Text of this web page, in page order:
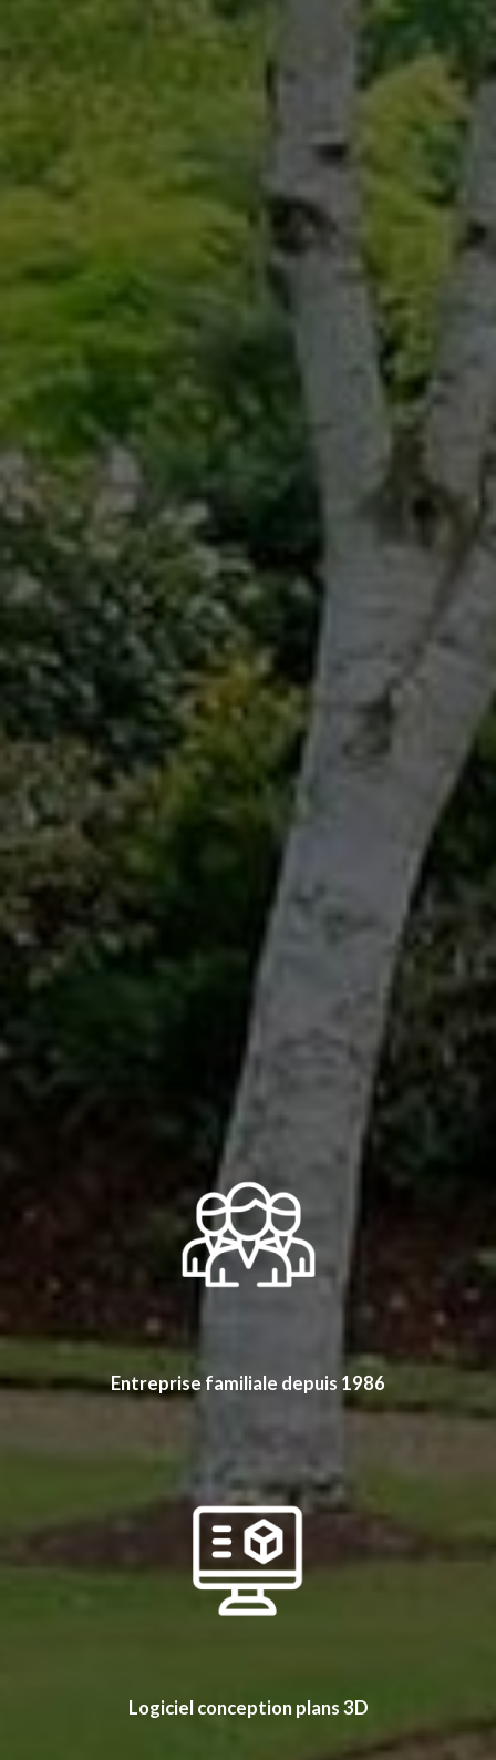
Entreprise familiale depuis 1986
Logiciel conception plans 3D